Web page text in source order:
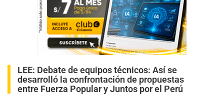
LEE: Debate de equipos técnicos: Así se
desarrolló la confrontación de propuestas
entre Fuerza Popular y Juntos por el Perú